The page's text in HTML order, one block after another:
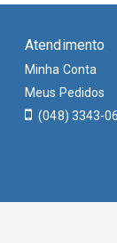
Atendimento
Minha Conta
Meus Pedidos
(048) 3343-